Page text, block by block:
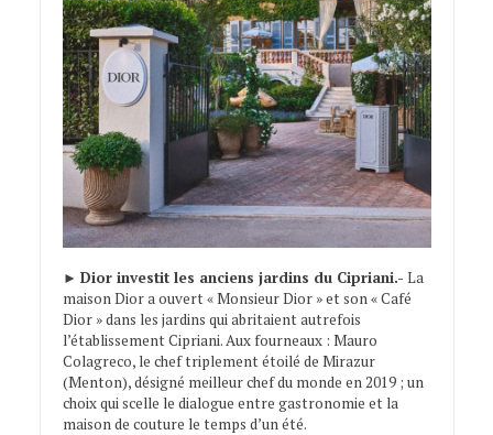
► Dior investit les anciens jardins du Cipriani.- La
maison Dior a ouvert « Monsieur Dior » et son « Café
Dior » dans les jardins qui abritaient autrefois
l’établissement Cipriani. Aux fourneaux : Mauro
Colagreco, le chef triplement étoilé de Mirazur
(Menton), désigné meilleur chef du monde en 2019 ; un
choix qui scelle le dialogue entre gastronomie et la
maison de couture le temps d’un été.